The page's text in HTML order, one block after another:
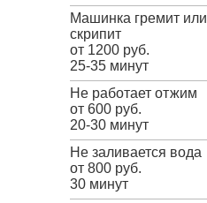
Машинка гремит или
скрипит
от 1200 руб.
25-35 минут
Не работает отжим
от 600 руб.
20-30 минут
Не заливается вода
от 800 руб.
30 минут